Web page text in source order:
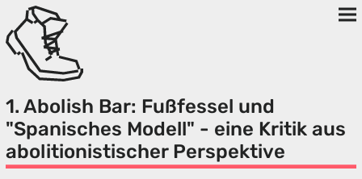
1. Abolish Bar: Fußfessel und
"Spanisches Modell" - eine Kritik aus
abolitionistischer Perspektive